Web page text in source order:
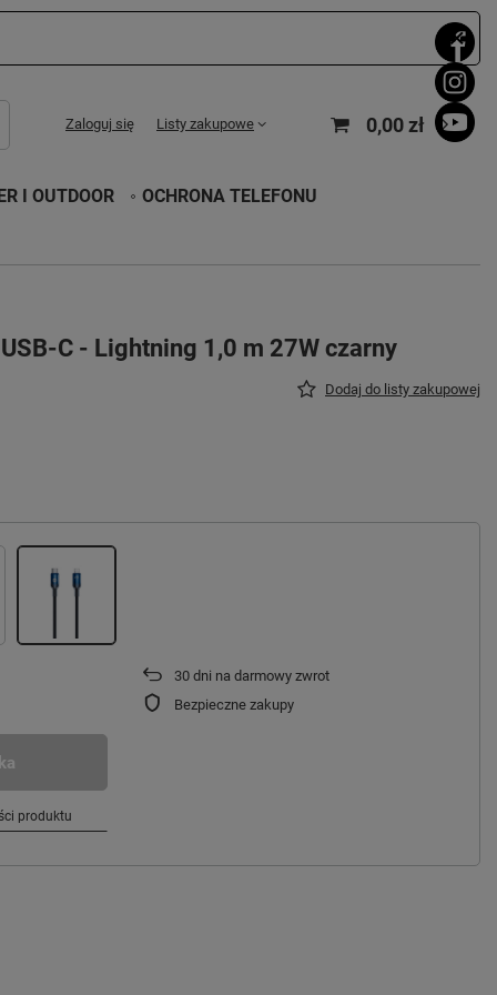
Zaloguj się Listy zakupowe 0,00 zł
I OUTDOOR OCHRONA TELEFONU
C - Lightning 1,0 m 27W czarny
Dodaj do listy zakupowej
produktu
30 dni na darmowy zwrot
Bezpieczne zakupy